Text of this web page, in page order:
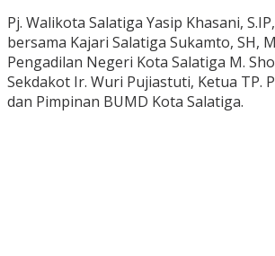
Pj. Walikota Salatiga Yasip Khasani,
bersama Kajari Salatiga Sukamto, SH,
Pengadilan Negeri Kota Salatiga M.
Sekdakot Ir. Wuri Pujiastuti, Ketua TP.
dan Pimpinan BUMD Kota Salatiga.